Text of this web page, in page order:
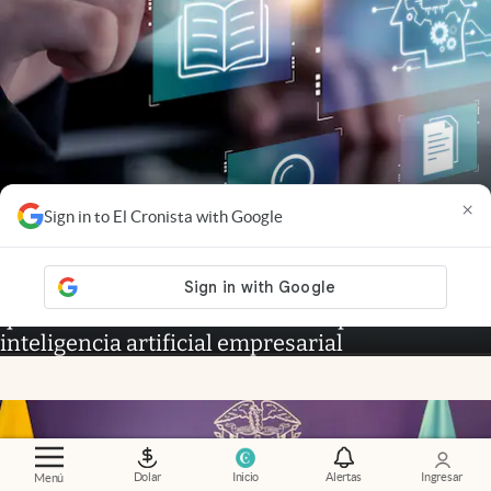
Menú Dolar Inicio Alertas Ingresar
Sign in to El Cronista with Google ×
Globant
Qué son los AI Pods de Globant y por
qué se convirtieron en la nueva apuesta de la
inteligencia artificial empresarial